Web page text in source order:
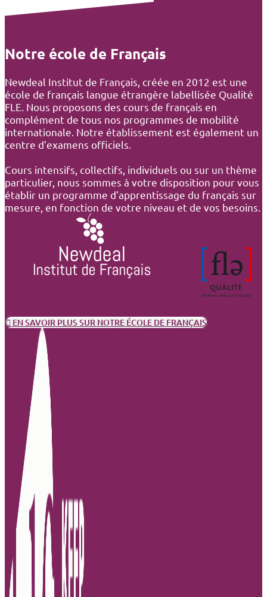
Notre école de Français
Newdeal Institut de Français, créée en 2012 est une
école de français langue étrangère labellisée Qualité
FLE. Nous proposons des cours de français en
complément de tous nos programmes de mobilité
internationale. Notre établissement est également un
centre d’examens officiels.
Cours intensifs, collectifs, individuels ou sur un thème
particulier, nous sommes à votre disposition pour vous
établir un programme d’apprentissage du français sur
mesure, en fonction de votre niveau et de vos besoins.
EN SAVOIR PLUS SUR NOTRE ÉCOLE DE FRANÇAIS